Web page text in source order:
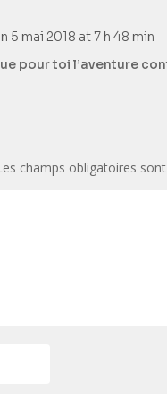
5 mai 2018 at 7 h 48 min
pour toi l’aventure
champs obligatoires